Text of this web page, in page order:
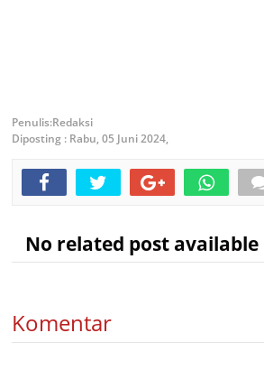
Redaksi
Diposting : Rabu, 05 Juni 2024,
No related post available
Komentar